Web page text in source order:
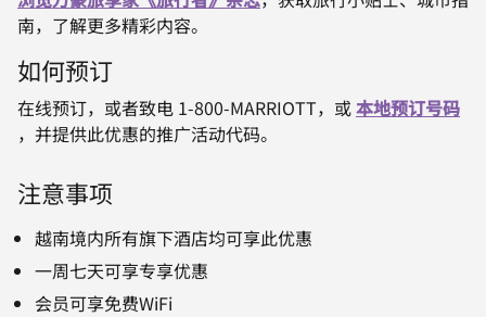
南，了解更多精彩内容。
如何预订
在线预订，或者致电 1-800-MARRIOTT，或本地预订号码
，并提供此优惠的推广活动代码。
注意事项
越南境内所有旗下酒店均可享此优惠
一周七天可享专享优惠
会员可享免费WiFi